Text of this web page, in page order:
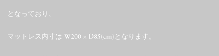
となっており、
マットレス内寸は W200 × D85(cm)となります。